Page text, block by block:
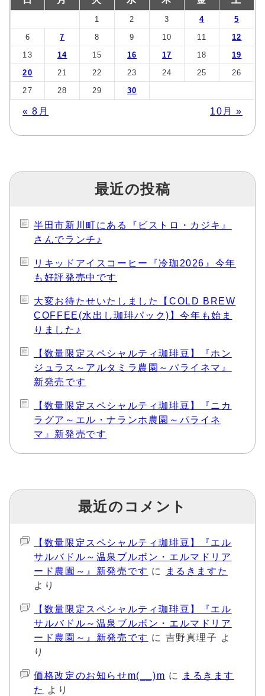
1 2 3 4
5
6
7 8 9 10 11
12
13
14 15 16 17 18
19
20
21 22 23 24 25
26
27
28 29 30
« 8月 10月 »
最近の投稿
半田市新川町にある『ビストロ・カジキ』
さんでランチ♪
リキッドアイスコーヒー『冷珈2026』今年
も好評発売中です
大変お待たせいたしました【COLD BREW
COFFEE(水出し珈琲パック)】今年も始ま
りました♪
【数量限定スペシャルティ珈琲豆】『ホン
ジュラス～アルタミラ農園～パライネマ』
新発売です
【数量限定スペシャルティ珈琲豆】『ニカ
ラグア～エル・ナランホ農園～パライネ
マ』新発売です
最近のコメント
【数量限定スペシャルティ珈琲豆】『エル
サルバドル～温泉ブルボン・エルマドリア
ード農園～』新発売です に
まるきますた
より
【数量限定スペシャルティ珈琲豆】『エル
サルバドル～温泉ブルボン・エルマドリア
ード農園～』新発売です に 吉野真理子 よ
り
価格改定のお知らせm(__)m に
まるきます
た
より